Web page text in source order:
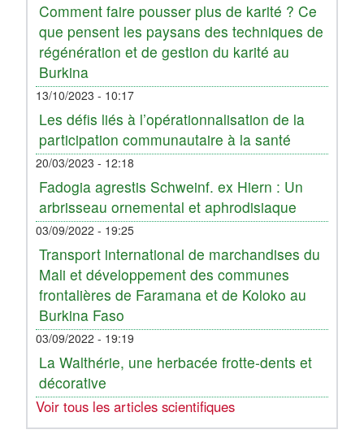
Comment faire pousser plus de karité ? Ce
que pensent les paysans des techniques de
régénération et de gestion du karité au
Burkina
13/10/2023 - 10:17
Les défis liés à l’opérationnalisation de la
participation communautaire à la santé
20/03/2023 - 12:18
Fadogia agrestis Schweinf. ex Hiern : Un
arbrisseau ornemental et aphrodisiaque
03/09/2022 - 19:25
Transport international de marchandises du
Mali et développement des communes
frontalières de Faramana et de Koloko au
Burkina Faso
03/09/2022 - 19:19
La Walthérie, une herbacée frotte-dents et
décorative
Voir tous les articles scientifiques